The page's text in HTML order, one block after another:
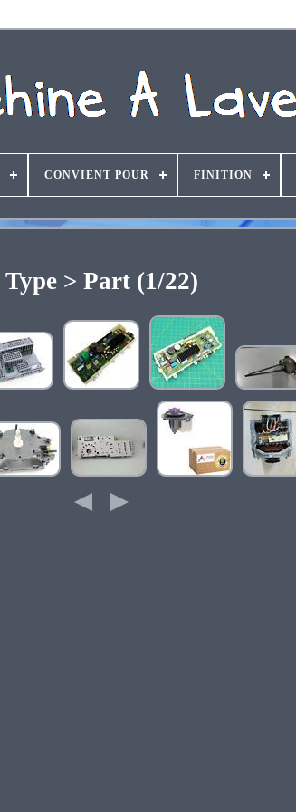
CONVIENT POUR FINITION
Type > Part (1/22)